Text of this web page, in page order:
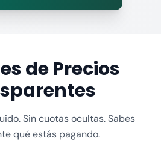
de Precios
Sin cuotas ocultas. Sabes
qué estás pagando.